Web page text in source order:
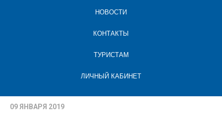
НОВОСТИ
КОНТАКТЫ
ТУРИСТАМ
ЛИЧНЫЙ КАБИНЕТ
09 ЯНВАРЯ 2019